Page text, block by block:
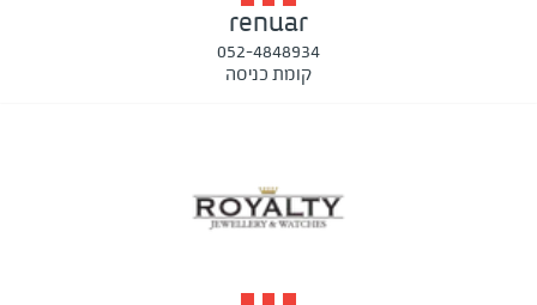
renuar
052-4848934
קומת כניסה